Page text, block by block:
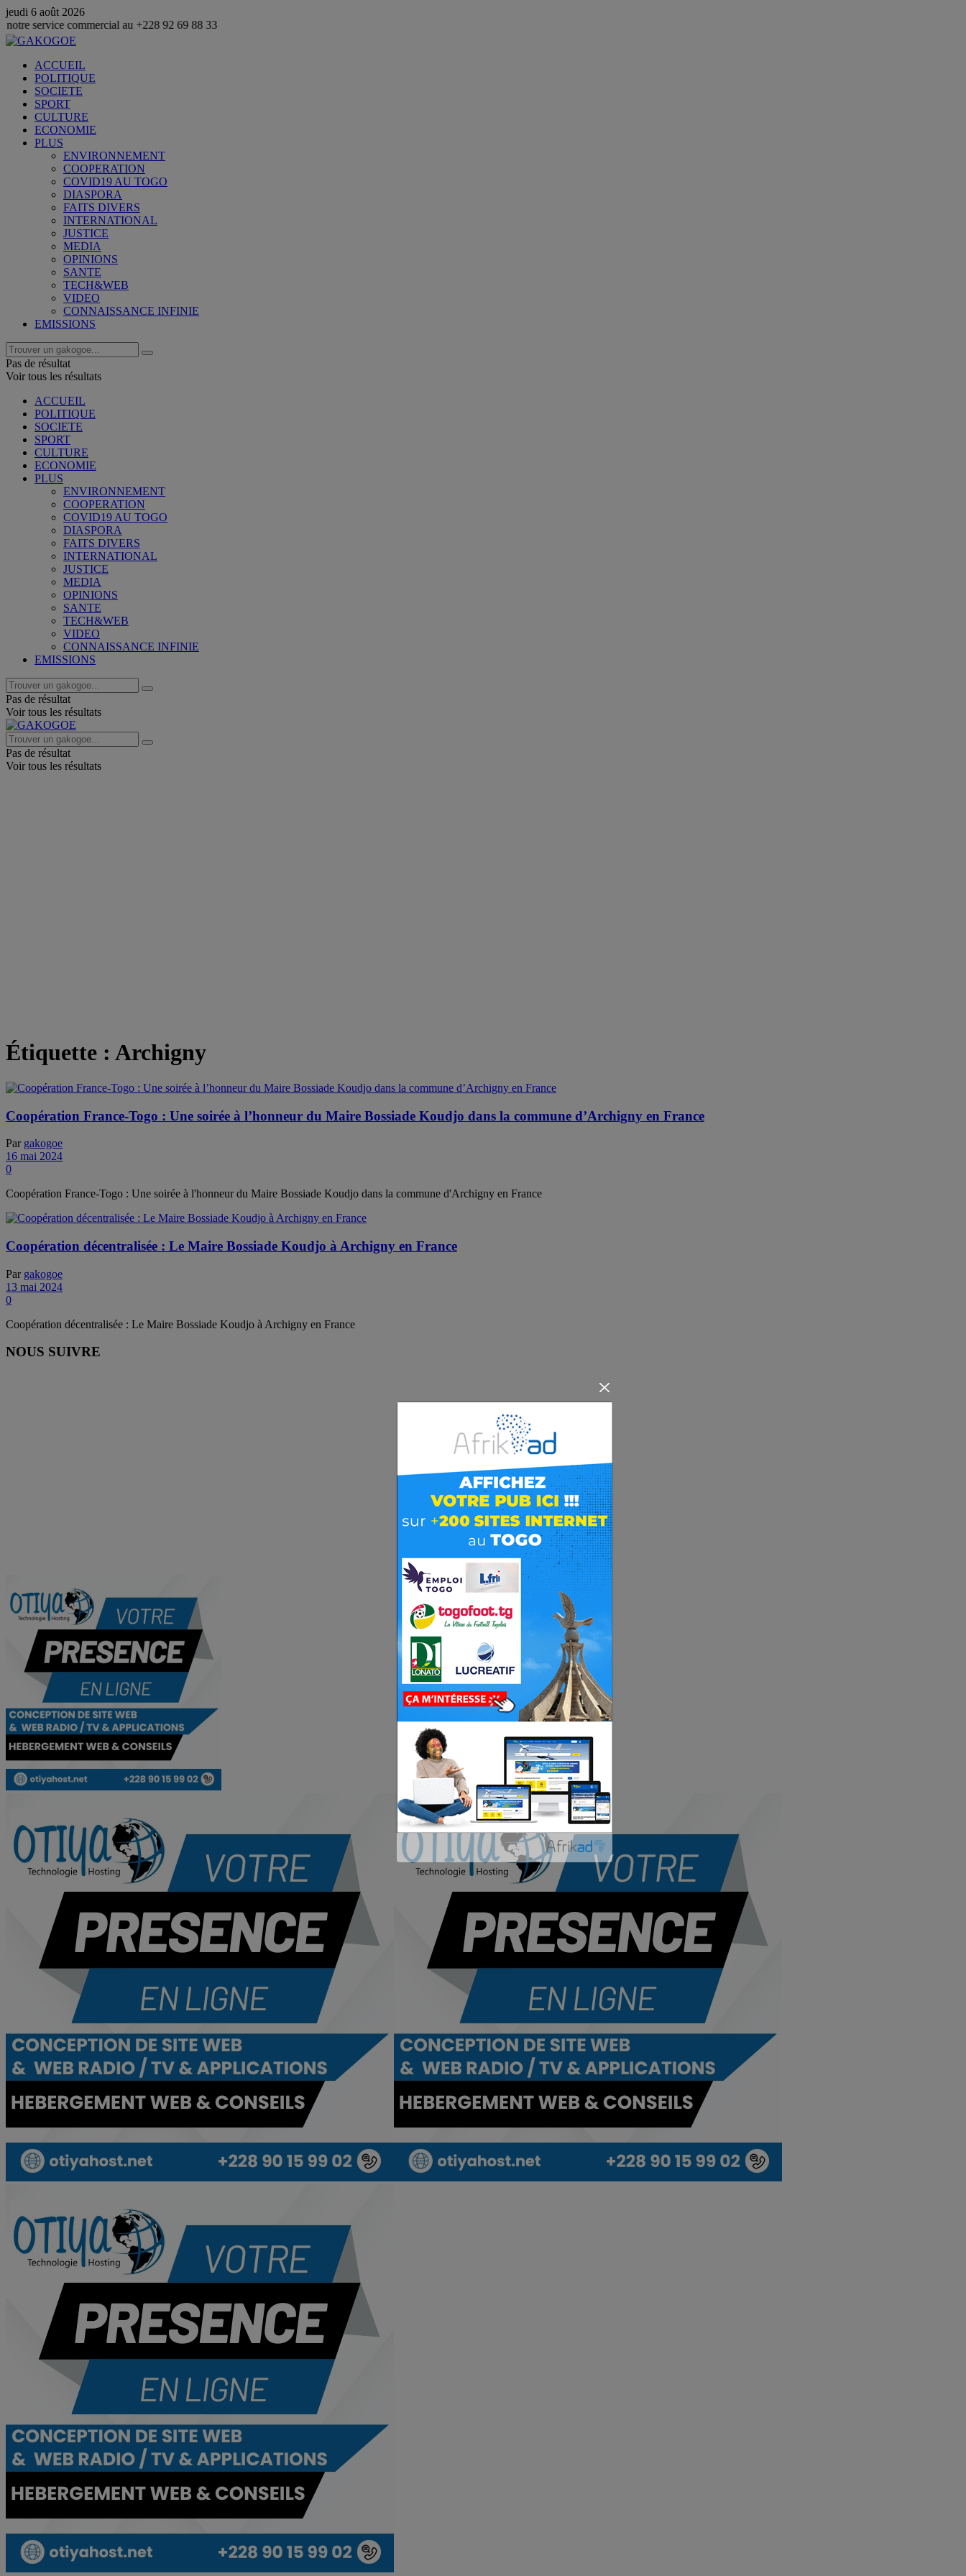
jeudi 6 août 2026
commercial au +228 92 69 88 33
ACCUEIL
POLITIQUE
SOCIETE
SPORT
CULTURE
ECONOMIE
PLUS
ENVIRONNEMENT
COOPERATION
COVID19 AU TOGO
DIASPORA
FAITS DIVERS
INTERNATIONAL
JUSTICE
MEDIA
OPINIONS
SANTE
TECH&WEB
VIDEO
CONNAISSANCE INFINIE
EMISSIONS
Pas de résultat
Voir tous les résultats
ACCUEIL
POLITIQUE
SOCIETE
SPORT
CULTURE
ECONOMIE
PLUS
ENVIRONNEMENT
COOPERATION
COVID19 AU TOGO
DIASPORA
FAITS DIVERS
INTERNATIONAL
JUSTICE
MEDIA
OPINIONS
SANTE
TECH&WEB
VIDEO
CONNAISSANCE INFINIE
EMISSIONS
Pas de résultat
Voir tous les résultats
Pas de résultat
Voir tous les résultats
Étiquette : Archigny
Coopération France-Togo : Une soirée à l’honneur du Maire Bossiade Koudjo dans la commune d’Archigny en France
Par gakogoe
16 mai 2024
0
Coopération France-Togo : Une soirée à l'honneur du Maire Bossiade Koudjo dans la commune d'Archigny en France
Coopération décentralisée : Le Maire Bossiade Koudjo à Archigny en France
Par gakogoe
13 mai 2024
0
Coopération décentralisée : Le Maire Bossiade Koudjo à Archigny en France
NOUS SUIVRE